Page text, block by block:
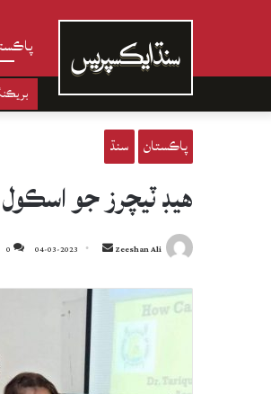
پاڪستان سنڌ
هيڊ ٽيچرز جو
Zeeshan Ali
Send
email
04-03-2023
0